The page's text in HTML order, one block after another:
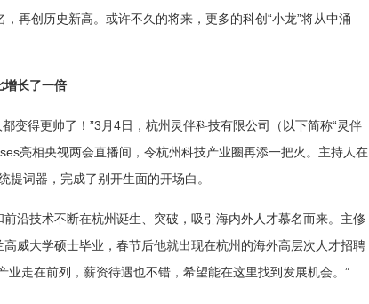
再创历史新高。或许不久的将来，更多的科创“小龙”将从中涌
增长了一倍
变得更帅了！”3月4日，杭州灵伴科技有限公司（以下简称“灵伴
亮相央视两会直播间，令杭州科技产业圈再添一把火。主持人在
提词器，完成了别开生面的开场白。
沿技术不断在杭州诞生、突破，吸引海内外人才慕名而来。主修
威大学硕士毕业，春节后他就出现在杭州的海外高层次人才招聘
业走在前列，薪资待遇也不错，希望能在这里找到发展机会。”